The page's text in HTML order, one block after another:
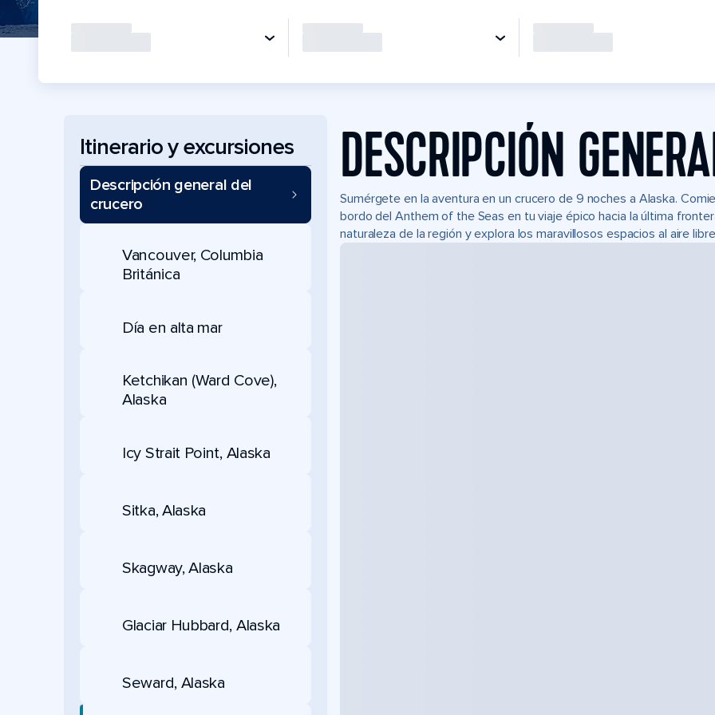
Itinerario y excursiones
Descripción general del
crucero
Vancouver, Columbia
Británica
Día en alta mar
Ketchikan (Ward Cove),
Alaska
Icy Strait Point, Alaska
Sitka, Alaska
Skagway, Alaska
Glaciar Hubbard, Alaska
Seward, Alaska
DESCRIPCIÓN
Sumérgete en la aventura en un crucero de 9 noches a Alaska.
bordo del Anthem of the Seas en tu viaje épico hacia la última
naturaleza de la región y explora los maravillosos espacios al aire